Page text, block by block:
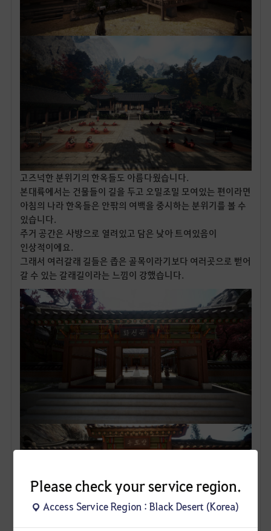
Please check your service region.
Access Service Region : Black Desert (Korea)
고즈넉한 분위기의 한옥들도 아름다웠습니다.
본대륙에서는 건물들이 길을 두고 오밀조밀 모여있는 편이라면
아침의 나라 한옥들은 안팎의 여백을 중시하는 분위기를 볼 수
있습니다.
주거 공간은 사방으로 열려있고 담은 낮아 트여있음이
인상적이에요.
그래서 여러갈래 길들은 좁은 골목이라기보다 여러곳으로 뻗어
갈 수 있는 갈래길이라는 느낌이 강했습니다.